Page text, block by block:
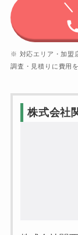
＼
※ 対応エリア・加盟
調査・見積りに費用
株式会社